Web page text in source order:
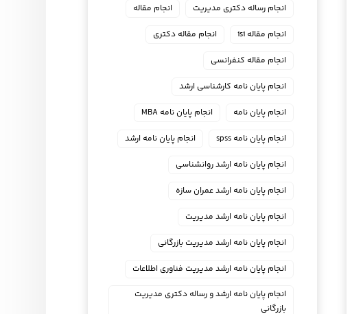
انجام رساله دکتری مدیریت
انجام مقاله
انجام مقاله isi
انجام مقاله دکتری
انجام مقاله کنفرانسی
انجام پايان نامه كارشناسي ارشد
انجام پایان نامه
انجام پایان نامه MBA
انجام پایان نامه spss
انجام پایان نامه ارشد
انجام پایان نامه ارشد روانشناسی
انجام پایان نامه ارشد عمران سازه
انجام پایان نامه ارشد مدیریت
انجام پایان نامه ارشد مدیریت بازرگانی
انجام پایان نامه ارشد مدیریت فناوری اطلاعات
انجام پایان نامه ارشد و رساله دکتری مدیریت
بازرگانی